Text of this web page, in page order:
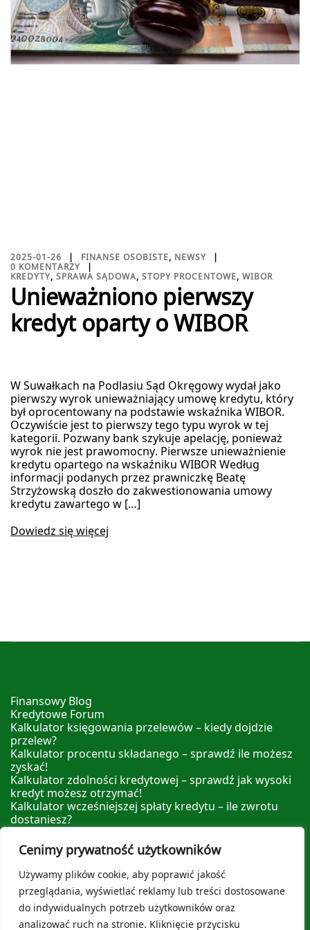
Cenimy prywatność użytkowników
Używamy plików cookie, aby poprawić jakość
przeglądania, wyświetlać reklamy lub treści dostosowane
do indywidualnych potrzeb użytkowników oraz
analizować ruch na stronie. Kliknięcie przycisku
2025-01-26 FINANSE OSOBISTE, NEWSY
0 KOMENTARZY
KREDYTY, SPRAWA SĄDOWA, STOPY PROCENTOWE, WIBOR
Unieważniono pierwszy
kredyt oparty o WIBOR
W Suwałkach na Podlasiu Sąd Okręgowy wydał jako
pierwszy wyrok unieważniający umowę kredytu, który
był oprocentowany na podstawie wskaźnika WIBOR.
Oczywiście jest to pierwszy tego typu wyrok w tej
kategorii. Pozwany bank szykuje apelację, ponieważ
wyrok nie jest prawomocny. Pierwsze unieważnienie
kredytu opartego na wskaźniku WIBOR Według
informacji podanych przez prawniczkę Beatę
Strzyżowską doszło do zakwestionowania umowy
kredytu zawartego w […]
Dowiedz się więcej
Finansowy Blog
Kredytowe Forum
Kalkulator księgowania przelewów – kiedy dojdzie
przelew?
Kalkulator procentu składanego – sprawdź ile możesz
zyskać!
Kalkulator zdolności kredytowej – sprawdź jak wysoki
kredyt możesz otrzymać!
Kalkulator wcześniejszej spłaty kredytu – ile zwrotu
dostaniesz?
zyskać nadpłacając!
Leksykon Finansowy
Polityka prywatności
O nas